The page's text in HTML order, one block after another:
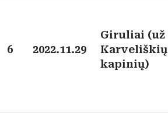
6 2022.11.29
Giruliai (už
Karveliškių
kapinių)